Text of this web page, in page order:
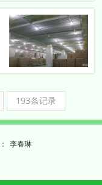
193条记录
： 李春琳